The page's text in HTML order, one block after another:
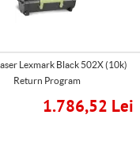
Lexmark Black 502X (10k)
Return Program
1.786,52 Lei